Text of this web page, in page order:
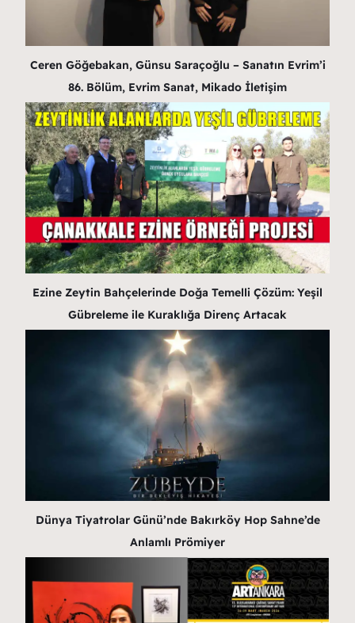
Ceren Göğebakan, Günsu Saraçoğlu – Sanatın Evrim’i
86. Bölüm, Evrim Sanat, Mikado İletişim
Ezine Zeytin Bahçelerinde Doğa Temelli Çözüm: Yeşil
Gübreleme ile Kuraklığa Direnç Artacak
Dünya Tiyatrolar Günü’nde Bakırköy Hop Sahne’de
Anlamlı Prömiyer